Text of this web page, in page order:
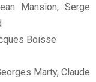
Mansion, Serge
Boisse
Marty, Claude